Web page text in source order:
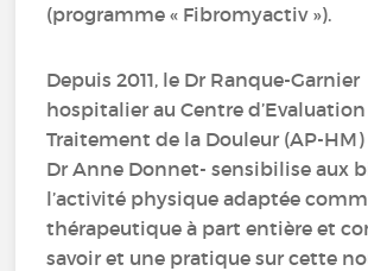
(programme « Fibromyactiv »).
Depuis 2011, le Dr Ranque-
hospitalier au Centre
Traitement de la Douleur (AP-
Dr Anne Donnet- sensibilise aux
l’activité physique adaptée
thérapeutique à part entière et
savoir et une pratique sur cette